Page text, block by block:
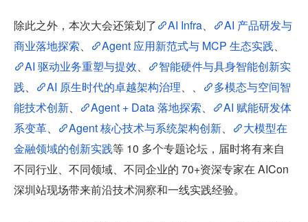
除此之外，本次大会还策划了 AI Infra、
AI 产品研发与
商业落地探索、 Agent 应用新范式与 MCP 生态实践、
AI 驱动业务重塑与提效、
智能硬件与具身智能创新实
践、 AI 原生时代的卓越架构治理、、
多模态与空间智
能技术创新、 Agent + Data 落地探索、
AI 赋能研发体
系变革、 Agent 核心技术与系统架构创新、
大模型在
金融领域的创新实践等 10 多个专题论坛，届时将有来自
不同行业、不同领域、不同企业的 70+资深专家在 AICon
深圳站现场带来前沿技术洞察和一线实践经验。